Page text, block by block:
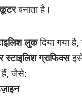
बनाता है।
लुकदिया गया
ग्राफिक्स
हैं, जैसे: